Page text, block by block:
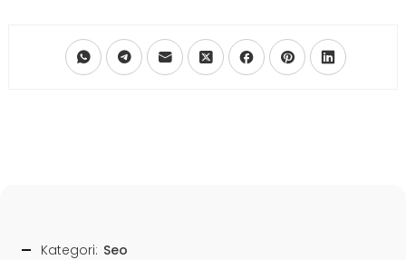
Kategori: Seo